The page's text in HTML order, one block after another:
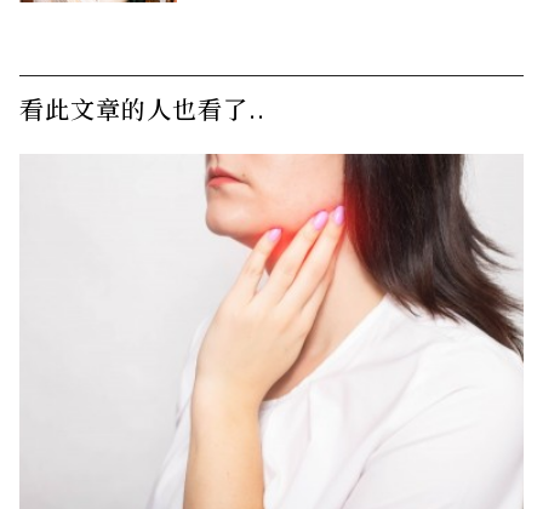
看此文章的人也看了..